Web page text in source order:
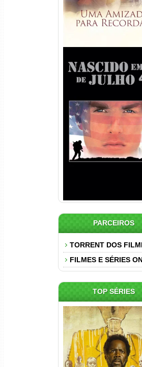
Nascido em 4 de
Torrent (1989) WEB-DL
Dual Áudio
PARCEIROS
TORRENT DOS
FILMES E SÉRIES
TOP SÉRIES